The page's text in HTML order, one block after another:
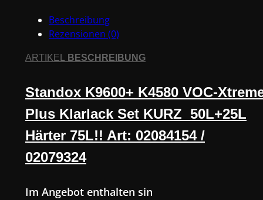
Set
KURZ
Klarlack
Härter
#02084154
/
Menge
Beschreibung
Rezensionen (0)
ARTIKEL BESCHREIBUNG
Standox K9600+ K4580 VOC-
Plus Klarlack Set KURZ 50L+25L
Härter 75L!! Art: 02084154 /
02079324
Im Angebot enthalten sin